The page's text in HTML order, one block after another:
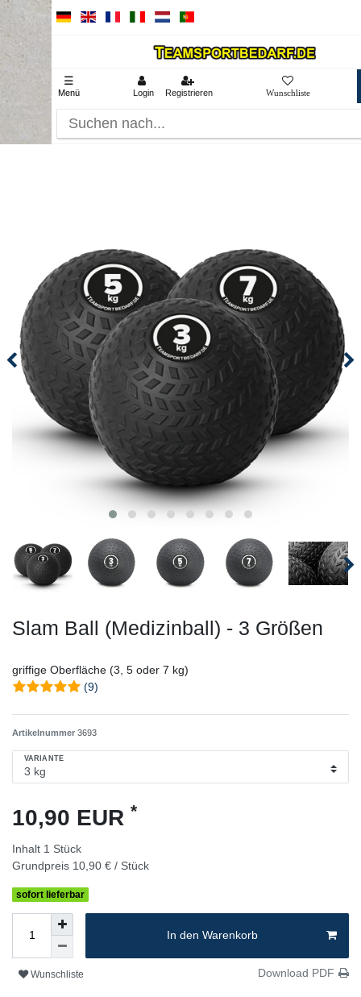
☰
Menü Login Registrieren
Slam Ball (Medizinball) - 3 Größen
griffige Oberfläche (3, 5 oder 7 kg)
(9)
Artikelnummer 3693
VARIANTE
10,90 EUR *
Inhalt 1 Stück
Grundpreis 10,90 € / Stück
sofort lieferbar
In den Warenkorb
Wunschliste Download PDF